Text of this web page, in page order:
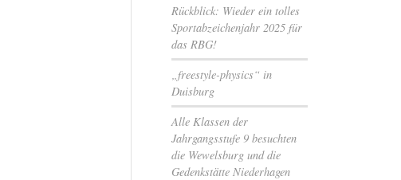
Rückblick: Wieder ein tolles
Sportabzeichenjahr 2025 für
das RBG!
„freestyle-physics“ in
Duisburg
Alle Klassen der
Jahrgangsstufe 9 besuchten
die Wewelsburg und die
Gedenkstätte Niederhagen